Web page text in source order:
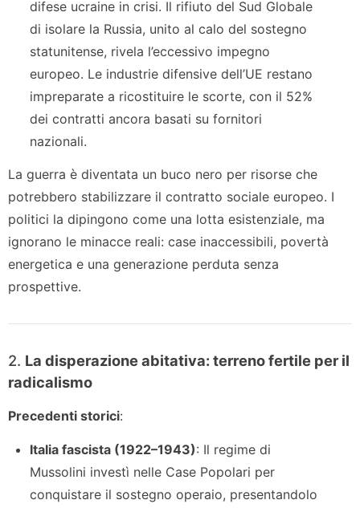
difese ucraine in crisi. Il rifiuto del Sud Globale
di isolare la Russia, unito al calo del sostegno
statunitense, rivela l’eccessivo impegno
europeo. Le industrie difensive dell’UE restano
impreparate a ricostituire le scorte, con il 52%
dei contratti ancora basati su fornitori
nazionali.
La guerra è diventata un buco nero per risorse che
potrebbero stabilizzare il contratto sociale europeo. I
politici la dipingono come una lotta esistenziale, ma
ignorano le minacce reali: case inaccessibili, povertà
energetica e una generazione perduta senza
prospettive.
2. La disperazione abitativa: terreno fertile per il
radicalismo
Precedenti storici:
Italia fascista (1922–1943): Il regime di
Mussolini investì nelle Case Popolari per
conquistare il sostegno operaio, presentandolo